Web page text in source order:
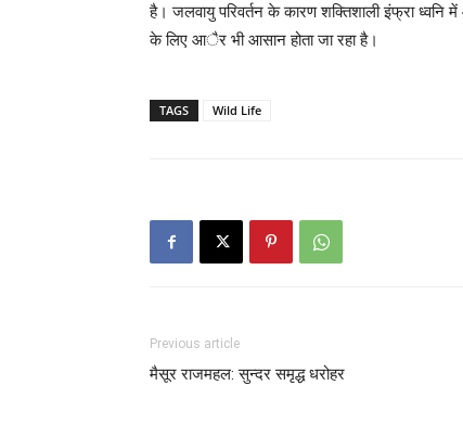
है। जलवायु परिवर्तन के कारण शक्तिशाली इंफ्रा ध्वनि
के लिए आैर भी आसान होता जा रहा है।
TAGS Wild Life
Previous article
मैसूर राजमहल: सुन्दर समृद्ध धरोहर